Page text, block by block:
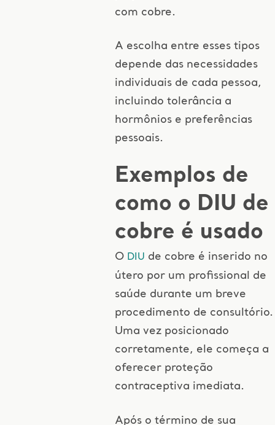
com cobre.
A escolha entre esses tipos
depende das necessidades
individuais de cada pessoa,
incluindo tolerância a
hormônios e preferências
pessoais.
Exemplos de
como o DIU de
cobre é usado
O DIU de cobre é inserido no
útero por um profissional de
saúde durante um breve
procedimento de consultório.
Uma vez posicionado
corretamente, ele começa a
oferecer proteção
contraceptiva imediata.
Após o término de sua